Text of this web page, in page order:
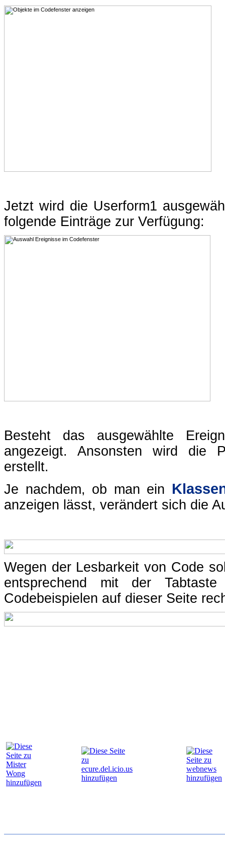
Jetzt wird die Userform1
folgende Einträge zur Verfügung:
Besteht das ausgewählte
angezeigt. Ansonsten wird die
erstellt.
Je nachdem, ob man ein
anzeigen lässt, verändert sich die
Wegen der Lesbarkeit von Code
entsprechend mit der
Codebeispielen auf dieser Seite